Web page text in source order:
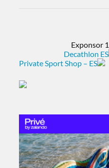
Exponsor 1
Decathlon ES
Private Sport Shop – ES